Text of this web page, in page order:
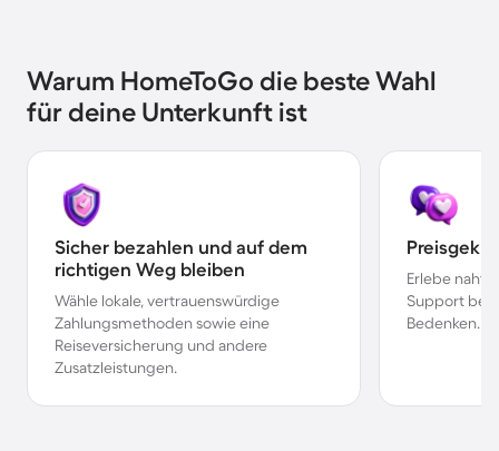
Warum HomeToGo die beste Wahl
für deine Unterkunft ist
Sicher bezahlen und auf dem
richtigen Weg bleiben
Wähle lokale, vertrauenswürdige
Zahlungsmethoden sowie eine
Reiseversicherung und andere
Zusatzleistungen.
Erlebe
Support bei
Bedenken.